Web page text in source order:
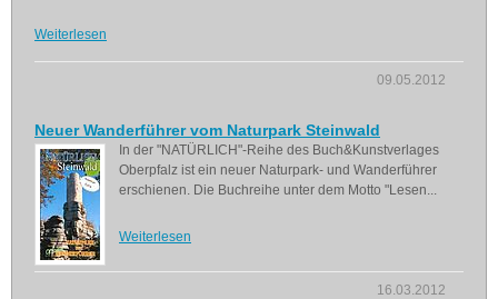
Weiterlesen
09.05.2012
Neuer Wanderführer vom Naturpark Steinwald
In der "NATÜRLICH"-Reihe des Buch&Kunstverlages
Oberpfalz ist ein neuer Naturpark- und Wanderführer
erschienen. Die Buchreihe unter dem Motto "Lesen...
Weiterlesen
16.03.2012